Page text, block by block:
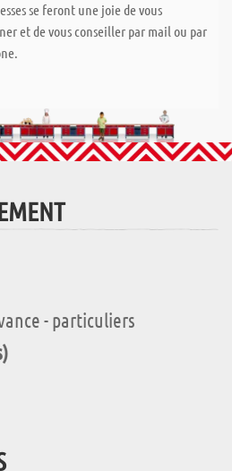
se feront une joie de vous
et de vous conseiller par mail ou par
- particuliers